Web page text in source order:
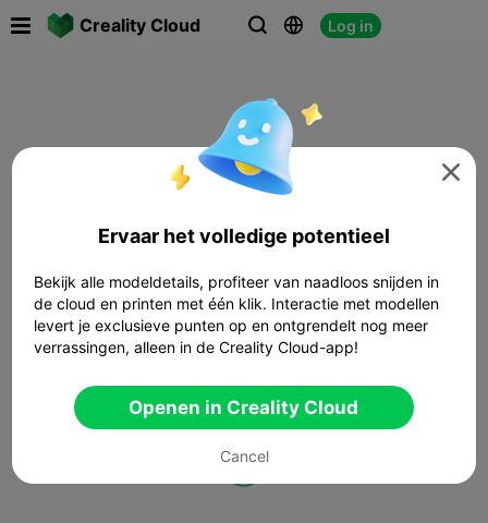
Creality Cloud   Log in

Ervaar het volledige potentieel
Bekijk alle modeldetails, profiteer van naadloos snijden in
de cloud en printen met één klik. Interactie met modellen
levert je exclusieve punten op en ontgrendelt nog meer
verrassingen, alleen in de Creality Cloud-app!
Openen in Creality Cloud
Cancel